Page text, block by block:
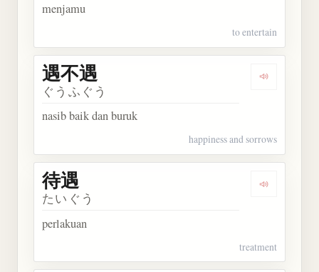
menjamu
to entertain
Dengarkan
遇不遇
ぐうふぐう
nasib baik dan buruk
happiness and sorrows
Dengarkan
待遇
たいぐう
perlakuan
treatment